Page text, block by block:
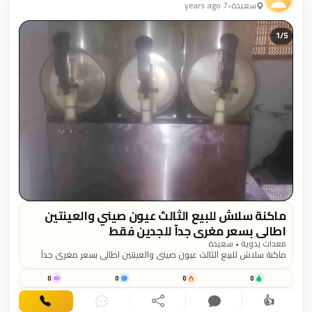
سعيدة•
7 years ago
1/5
ماكنة سلاش للبيع الثالث عيون صيني والعينتين
اطالي بسعر مغري جدآ للجدين فقط
الاتصال:0799771899
معدات يدوية • سعيدة
ماكنة سلاش للبيع الثالث عيون صيني والعينتين اطالي بسعر مغري جدآ
للجدين فقط الاتصال:0799771899
0
0
0
0
👍اهتمام تعليق مشاركة دردشة اتصال